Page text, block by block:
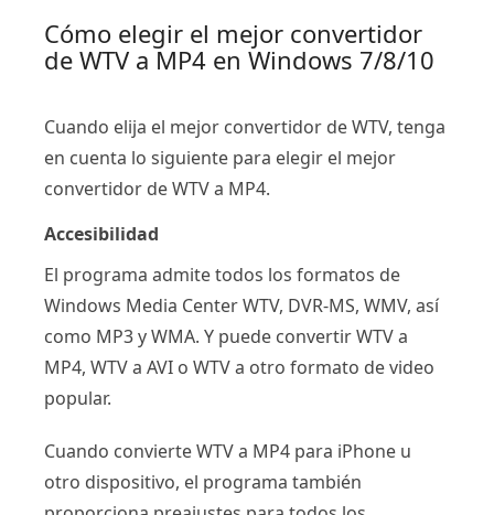
Cómo elegir el mejor convertidor
de WTV a MP4 en Windows 7/8/10
Cuando elija el mejor convertidor de WTV, tenga
en cuenta lo siguiente para elegir el mejor
convertidor de WTV a MP4.
Accesibilidad
El programa admite todos los formatos de
Windows Media Center WTV, DVR-MS, WMV, así
como MP3 y WMA. Y puede convertir WTV a
MP4, WTV a AVI o WTV a otro formato de video
popular.
Cuando convierte WTV a MP4 para iPhone u
otro dispositivo, el programa también